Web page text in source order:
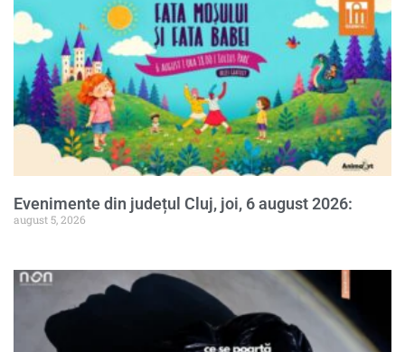
Evenimente din județul Cluj, joi, 6 august 2026:
august 5, 2026